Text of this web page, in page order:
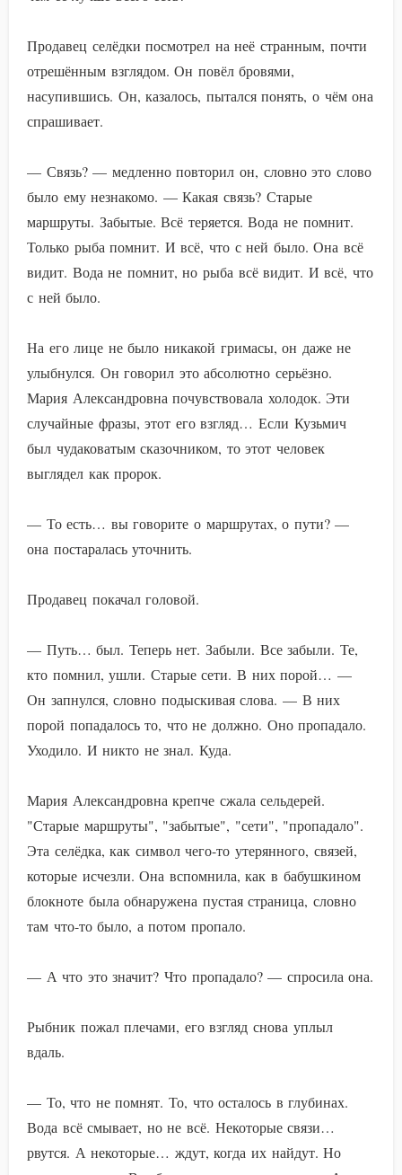
Продавец селёдки посмотрел на неё странным, почти
отрешённым взглядом. Он повёл бровями,
насупившись. Он, казалось, пытался понять, о чём она
спрашивает.
— Связь? — медленно повторил он, словно это слово
было ему незнакомо. — Какая связь? Старые
маршруты. Забытые. Всё теряется. Вода не помнит.
Только рыба помнит. И всё, что с ней было. Она всё
видит. Вода не помнит, но рыба всё видит. И всё, что
с ней было.
На его лице не было никакой гримасы, он даже не
улыбнулся. Он говорил это абсолютно серьёзно.
Мария Александровна почувствовала холодок. Эти
случайные фразы, этот его взгляд… Если Кузьмич
был чудаковатым сказочником, то этот человек
выглядел как пророк.
— То есть… вы говорите о маршрутах, о пути? —
она постаралась уточнить.
Продавец покачал головой.
— Путь… был. Теперь нет. Забыли. Все забыли. Те,
кто помнил, ушли. Старые сети. В них порой… —
Он запнулся, словно подыскивая слова. — В них
порой попадалось то, что не должно. Оно пропадало.
Уходило. И никто не знал. Куда.
Мария Александровна крепче сжала сельдерей.
"Старые маршруты", "забытые", "сети", "пропадало".
Эта селёдка, как символ чего-то утерянного, связей,
которые исчезли. Она вспомнила, как в бабушкином
блокноте была обнаружена пустая страница, словно
там что-то было, а потом пропало.
— А что это значит? Что пропадало? — спросила она.
Рыбник пожал плечами, его взгляд снова уплыл
вдаль.
— То, что не помнят. То, что осталось в глубинах.
Вода всё смывает, но не всё. Некоторые связи…
рвутся. А некоторые… ждут, когда их найдут. Но